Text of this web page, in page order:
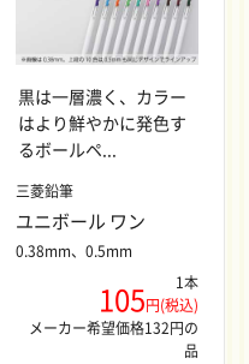
黒は一層濃く、カラー
はより鮮やかに発色す
るボールペ...
三菱鉛筆
ユニボール ワン
0.38mm、0.5mm
1本
105円(税込)
メーカー希望価格132円の
品